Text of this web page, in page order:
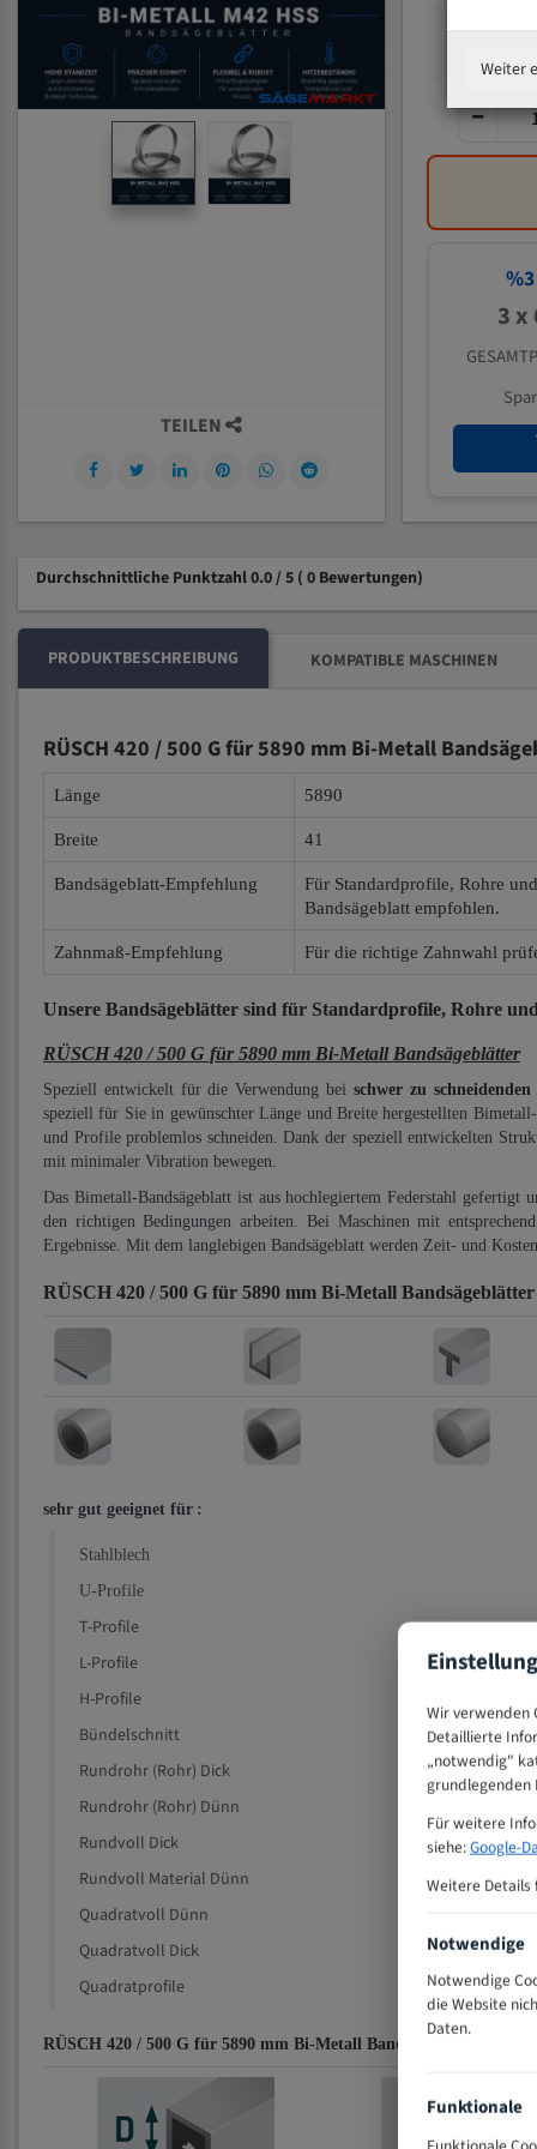
%3
3 x
TEILEN
Durchschnittliche Punktzahl 0.0 / 5 ( 0 Bewertungen)
PRODUKTBESCHREIBUNG KOMPATIBLE MASCHINEN
RÜSCH 420 / 500 G für 5890 mm Bi-Metall
Länge 5890
Breite 41
Bandsägeblatt-Empfehlung
Für Standardprofile, Rohre
Bandsägeblatt empfohlen.
Zahnmaß-Empfehlung Für die richtige Zahnwahl
Unsere Bandsägeblätter sind für Standardprofile, Rohre
RÜSCH 420 / 500 G für 5890 mm Bi-Metall Bandsägeblätter
Speziell entwickelt für die Verwendung bei schwer zu
speziell für Sie in gewünschter Länge und Breite hergestellten
und Profile problemlos schneiden. Dank der speziell entwickelten
mit minimaler Vibration bewegen.
Das Bimetall-Bandsägeblatt ist aus hochlegiertem Federstahl
den richtigen Bedingungen arbeiten. Bei Maschinen mit
Ergebnisse. Mit dem langlebigen Bandsägeblatt werden Zeit- und
RÜSCH 420 / 500 G für 5890 mm Bi-Metall Bandsägeblätter
sehr gut geeignet für :
Stahlblech
U-Profile
T-Profile
L-Profile
H-Profile
Bündelschnitt
Rundrohr (Rohr) Dick
Rundrohr (Rohr) Dünn
Rundvoll Dick
Rundvoll Material Dünn
Quadratvoll Dünn
Quadratvoll Dick
Quadratprofile
RÜSCH 420 / 500 G für 5890 mm Bi-Metall Bandsägeblätter
Weiter
Wir verwenden
Detaillierte
„notwendig"
grundlegenden
Für weitere
siehe:Google-
Weitere Details
Notwendige
Notwendige
die Website
Daten.
Funktionale